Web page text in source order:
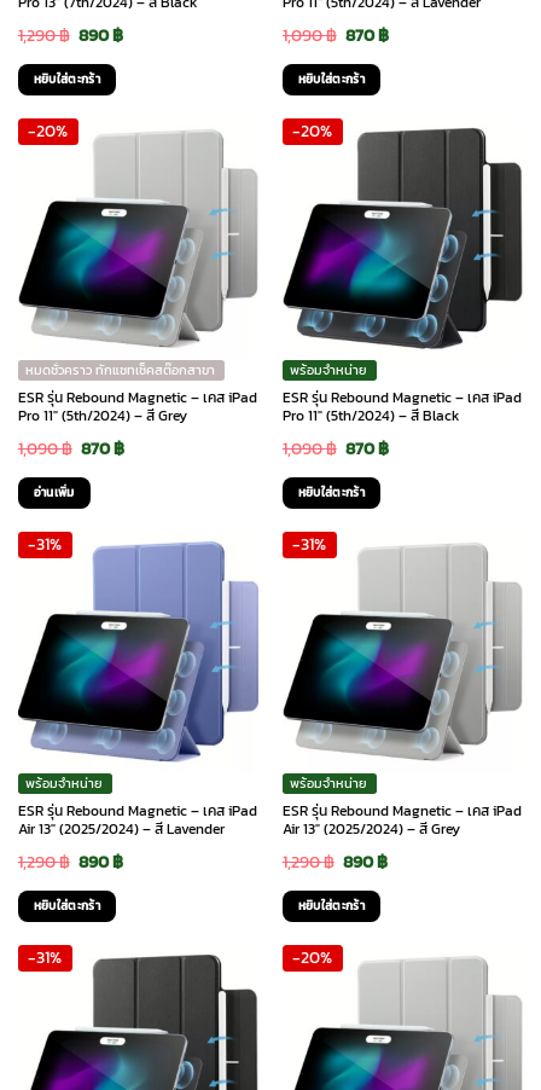
1,290฿ Original
price
was:
1,290 ฿.
890฿Current
890 ฿.
หยิบใส่ตะกร้า
1,090฿ Original
price
was:
1,090 ฿.
870฿Current
870 ฿.
หยิบใส่ตะกร้า
-20%
หมดชั่วคราว ทักแชทเช็คสต๊อกสาขา
ESR รุ่น Rebound Magnetic – เคส iPad
Pro 11″ (5th/2024) – สี Grey
1,090฿ Original
price
was:
1,090 ฿.
870฿Current
870 ฿.
อ่านเพิ่ม
-20%
พร้อมจำหน่าย
ESR รุ่น Rebound Magnetic – เคส iPad
Pro 11″ (5th/2024) – สี Black
1,090฿ Original
price
was:
1,090 ฿.
870฿Current
870 ฿.
หยิบใส่ตะกร้า
-31%
พร้อมจำหน่าย
ESR รุ่น Rebound Magnetic – เคส iPad
Air 13″ (2025/2024) – สี Lavender
1,290฿ Original
price
was:
1,290 ฿.
890฿Current
890 ฿.
หยิบใส่ตะกร้า
-31%
พร้อมจำหน่าย
ESR รุ่น Rebound Magnetic – เคส iPad
Air 13″ (2025/2024) – สี Grey
1,290฿ Original
price
was:
1,290 ฿.
890฿Current
890 ฿.
หยิบใส่ตะกร้า
-31% -20%